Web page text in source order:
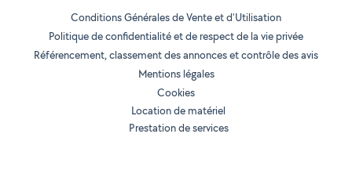
Conditions Générales de Vente et d'Utilisation
Politique de confidentialité et de respect de la vie privée
Référencement, classement des annonces et contrôle des avis
Mentions légales
Cookies
Location de matériel
Prestation de services